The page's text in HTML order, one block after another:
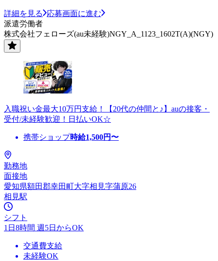
詳細を見る
応募画面に進む
派遣労働者
株式会社フェローズ(au未経験)NGY_A_1123_1602T(A)(NGY)
入職祝い金最大10万円支給！【20代の仲間と♪】auの接客・
受付/未経験歓迎！日払いOK☆
携帯ショップ時給1,500円〜
勤務地
面接地
愛知県額田郡幸田町大字相見字蒲原26
相見駅
シフト
1日8時間 週5日からOK
交通費支給
未経験OK